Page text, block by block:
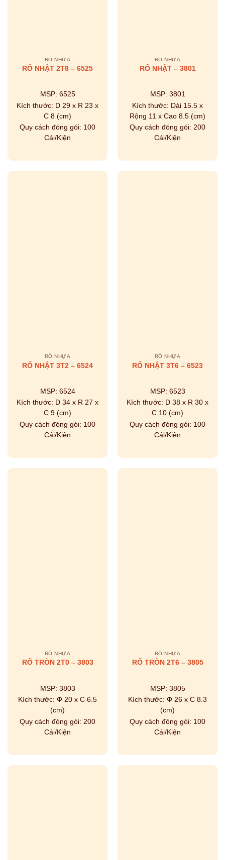
RỔ NHỰA
RỔ NHẬT 2T8 – 6525
MSP: 6525
Kích thước: D 29 x R 23 x
C 8 (cm)
Quy cách đóng gói: 100
Cái/Kiện
RỔ NHỰA
RỔ NHẬT – 3801
MSP: 3801
Kích thước: Dài 15.5 x
Rộng 11 x Cao 8.5 (cm)
Quy cách đóng gói: 200
Cái/Kiện
RỔ NHỰA
RỔ NHẬT 3T2 – 6524
MSP: 6524
Kích thước: D 34 x R 27 x
C 9 (cm)
Quy cách đóng gói: 100
Cái/Kiện
RỔ NHỰA
RỔ NHẬT 3T6 – 6523
MSP: 6523
Kích thước: D 38 x R 30 x
C 10 (cm)
Quy cách đóng gói: 100
Cái/Kiện
RỔ NHỰA
RỔ TRÒN 2T0 – 3803
MSP: 3803
Kích thước: Φ 20 x C 6.5
(cm)
Quy cách đóng gói: 200
Cái/Kiện
RỔ NHỰA
RỔ TRÒN 2T6 – 3805
MSP: 3805
Kích thước: Φ 26 x C 8.3
(cm)
Quy cách đóng gói: 100
Cái/Kiện